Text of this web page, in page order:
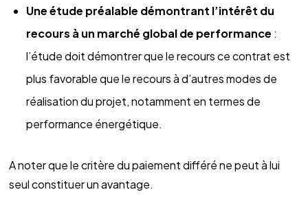
Une étude préalable démontrant l’intérêt du
recours à un marché global de performance :
l’étude doit démontrer que le recours ce contrat est
plus favorable que le recours à d’autres modes de
réalisation du projet, notamment en termes de
performance énergétique.
A noter que le critère du paiement différé ne peut à lui
seul constituer un avantage.